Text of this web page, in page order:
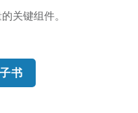
关键组件。
书